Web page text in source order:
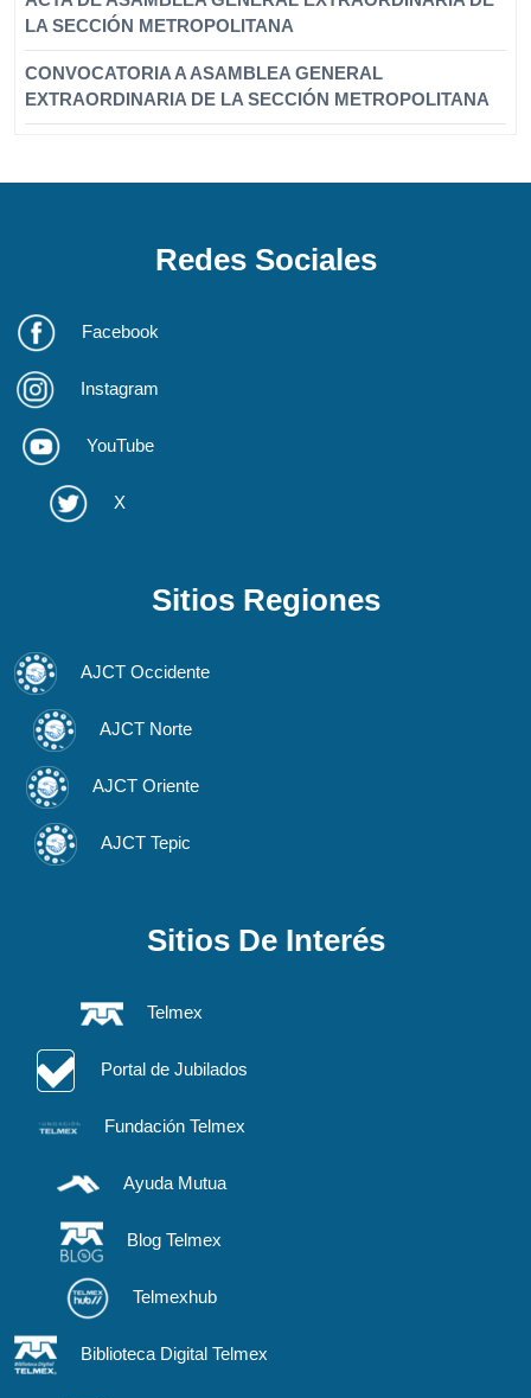
LA SECCIÓN METROPOLITANA
CONVOCATORIA A ASAMBLEA GENERAL
EXTRAORDINARIA DE LA SECCIÓN METROPOLITANA
Redes Sociales
Facebook
Instagram
YouTube
X
Sitios Regiones
AJCT Occidente
AJCT Norte
AJCT Oriente
AJCT Tepic
Sitios De Interés
Telmex
Portal de Jubilados
Fundación Telmex
Ayuda Mutua
Blog Telmex
Telmexhub
Biblioteca Digital Telmex